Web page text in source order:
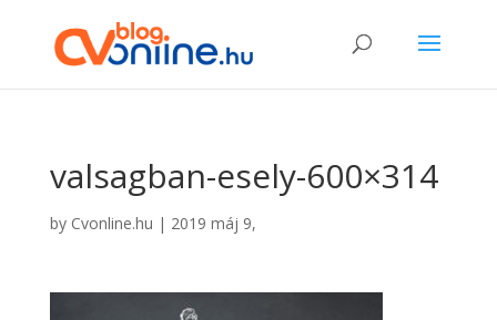
valsagban-esely-600×314
by Cvonline.hu | 2019 máj 9,